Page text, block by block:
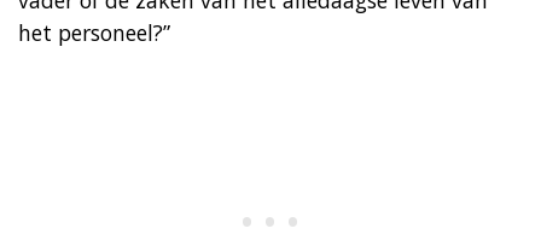
het personeel?”